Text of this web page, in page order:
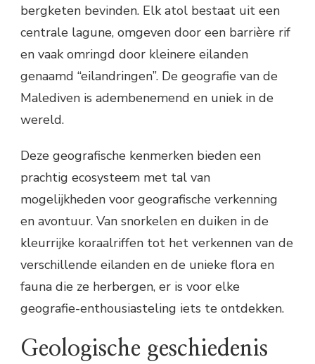
bergketen bevinden. Elk atol bestaat uit een
centrale lagune, omgeven door een barrière rif
en vaak omringd door kleinere eilanden
genaamd “eilandringen”. De geografie van de
Malediven is adembenemend en uniek in de
wereld.
Deze geografische kenmerken bieden een
prachtig ecosysteem met tal van
mogelijkheden voor geografische verkenning
en avontuur. Van snorkelen en duiken in de
kleurrijke koraalriffen tot het verkennen van de
verschillende eilanden en de unieke flora en
fauna die ze herbergen, er is voor elke
geografie-enthousiasteling iets te ontdekken.
Geologische geschiedenis